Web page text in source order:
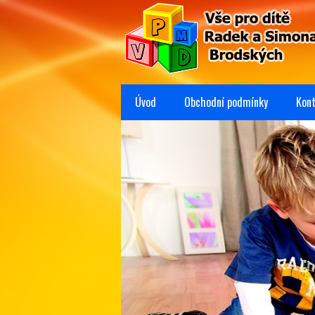
Úvod Obchodní podmínky